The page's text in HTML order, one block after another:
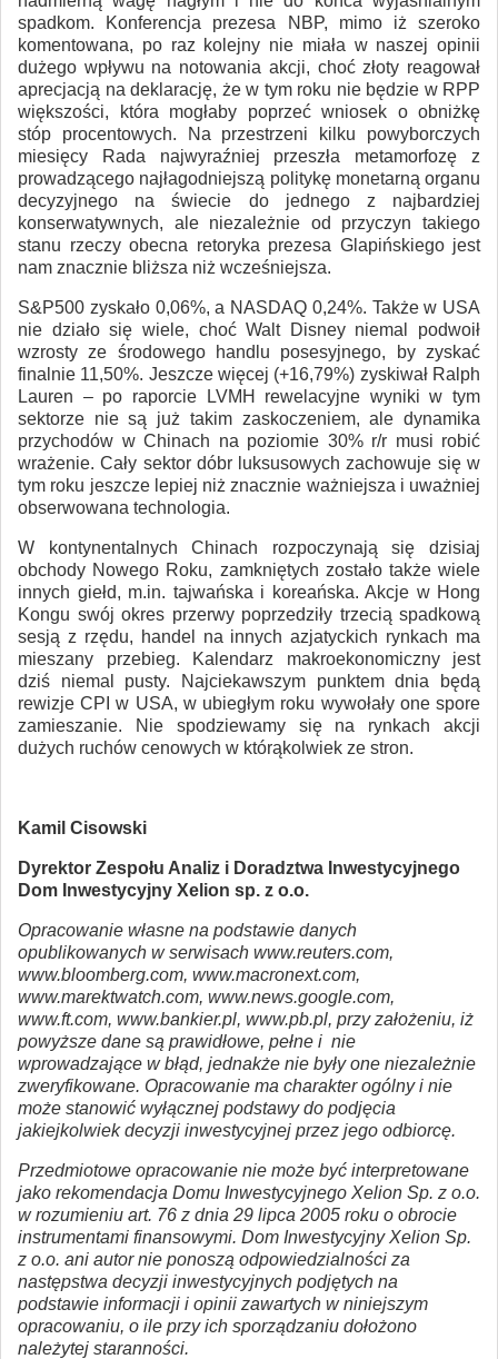
spadkom. Konferencja prezesa NBP, mimo iż szeroko
komentowana, po raz kolejny nie miała w naszej opinii
dużego wpływu na notowania akcji, choć złoty reagował
aprecjacją na deklarację, że w tym roku nie będzie w RPP
większości, która mogłaby poprzeć wniosek o obniżkę
stóp procentowych. Na przestrzeni kilku powyborczych
miesięcy Rada najwyraźniej przeszła metamorfozę z
prowadzącego najłagodniejszą politykę monetarną organu
decyzyjnego na świecie do jednego z najbardziej
konserwatywnych, ale niezależnie od przyczyn takiego
stanu rzeczy obecna retoryka prezesa Glapińskiego jest
nam znacznie bliższa niż wcześniejsza.
S&P500 zyskało 0,06%, a NASDAQ 0,24%. Także w USA
nie działo się wiele, choć Walt Disney niemal podwoił
wzrosty ze środowego handlu posesyjnego, by zyskać
finalnie 11,50%. Jeszcze więcej (+16,79%) zyskiwał Ralph
Lauren – po raporcie LVMH rewelacyjne wyniki w tym
sektorze nie są już takim zaskoczeniem, ale dynamika
przychodów w Chinach na poziomie 30% r/r musi robić
wrażenie. Cały sektor dóbr luksusowych zachowuje się w
tym roku jeszcze lepiej niż znacznie ważniejsza i uważniej
obserwowana technologia.
W kontynentalnych Chinach rozpoczynają się dzisiaj
obchody Nowego Roku, zamkniętych zostało także wiele
innych giełd, m.in. tajwańska i koreańska. Akcje w Hong
Kongu swój okres przerwy poprzedziły trzecią spadkową
sesją z rzędu, handel na innych azjatyckich rynkach ma
mieszany przebieg. Kalendarz makroekonomiczny jest
dziś niemal pusty. Najciekawszym punktem dnia będą
rewizje CPI w USA, w ubiegłym roku wywołały one spore
zamieszanie. Nie spodziewamy się na rynkach akcji
dużych ruchów cenowych w którąkolwiek ze stron.
Kamil Cisowski
Dyrektor Zespołu Analiz i Doradztwa Inwestycyjnego
Dom Inwestycyjny Xelion sp. z o.o.
Opracowanie własne na podstawie danych
opublikowanych w serwisach www.reuters.com,
www.bloomberg.com, www.macronext.com,
www.marektwatch.com, www.news.google.com,
www.ft.com, www.bankier.pl, www.pb.pl, przy założeniu, iż
powyższe dane są prawidłowe, pełne i nie
wprowadzające w błąd, jednakże nie były one niezależnie
zweryfikowane. Opracowanie ma charakter ogólny i nie
może stanowić wyłącznej podstawy do podjęcia
jakiejkolwiek decyzji inwestycyjnej przez jego odbiorcę.
Przedmiotowe opracowanie nie może być interpretowane
jako rekomendacja Domu Inwestycyjnego Xelion Sp. z o.o.
w rozumieniu art. 76 z dnia 29 lipca 2005 roku o obrocie
instrumentami finansowymi. Dom Inwestycyjny Xelion Sp.
z o.o. ani autor nie ponoszą odpowiedzialności za
następstwa decyzji inwestycyjnych podjętych na
podstawie informacji i opinii zawartych w niniejszym
opracowaniu, o ile przy ich sporządzaniu dołożono
należytej staranności.